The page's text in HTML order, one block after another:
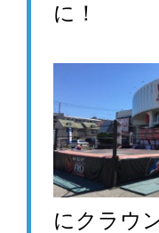
に！
にクラウ